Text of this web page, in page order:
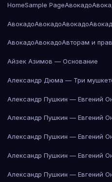
HomeSample PageАвокадо
АвокадоАвокадоАвокадо
АвокадоАвокадоАвторам и
Айзек Азимов — Основание
Александр Дюма — Три
Александр Пушкин — Евгений
Александр Пушкин — Евгений
Александр Пушкин — Евгений
Александр Пушкин — Евгений
Александр Пушкин — Евгений